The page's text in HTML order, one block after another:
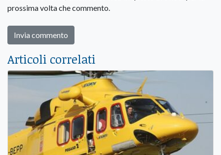
prossima volta che commento.
Articoli correlati